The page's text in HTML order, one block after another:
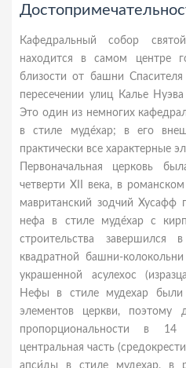
Кафедральный собор
находится в самом центре
близости от башни
пересечении улиц Калье
Это один из немногих
в стиле муде́хар; в его
практически все характерные
Первоначальная церковь
четверти XII века, в
мавританский зодчий Хусафф
нефа в стиле муде́хар с
строительства завершился
квадратной башни-
украшенной асулехос
Нефы в стиле мудехар были
элементов церкви, поэтому
пропорциональности в
центральная часть
апси́ды в стиле мудехар, в